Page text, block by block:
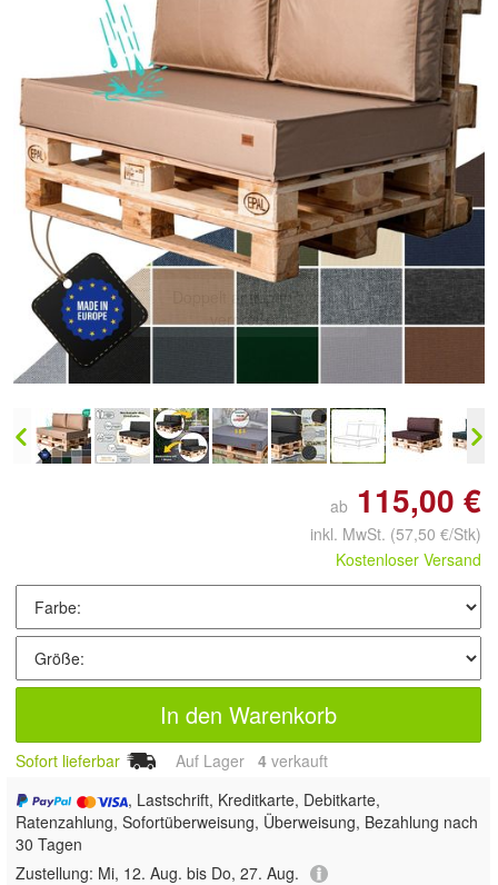
Doppelt antippen zum
vergrößern
ab 115,00 €
inkl. MwSt. (57,50 €/Stk)
Kostenloser Versand
In den Warenkorb
Sofort lieferbar Auf Lager 4 verkauft
, Lastschrift, Kreditkarte, Debitkarte,
Ratenzahlung, Sofortüberweisung, Überweisung, Bezahlung nach
30 Tagen
Zustellung: Mi, 12. Aug. bis Do, 27. Aug.